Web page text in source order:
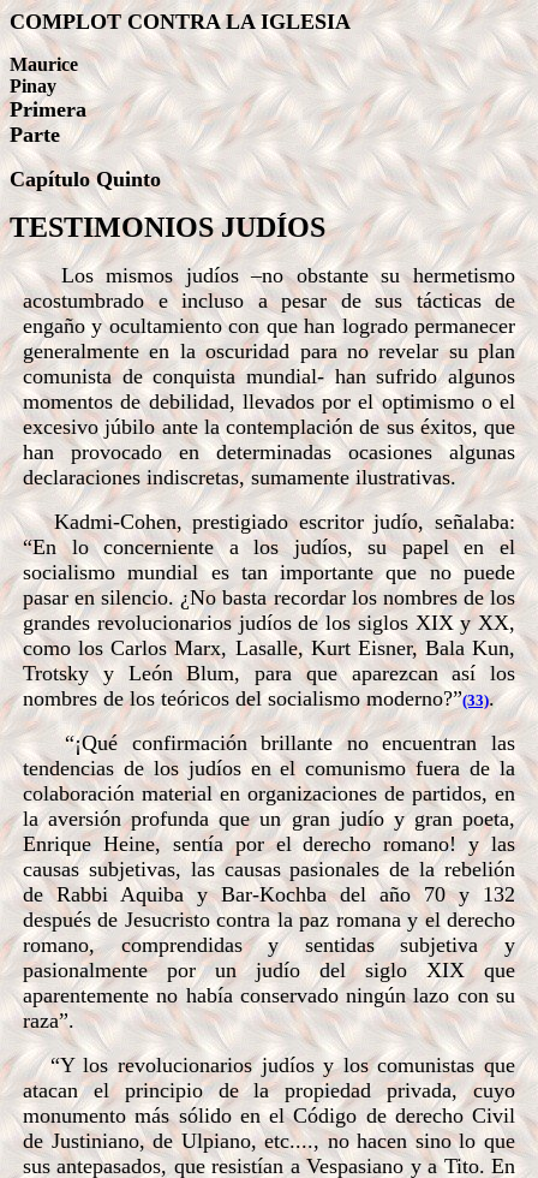
COMPLOT CONTRA LA IGLESIA
Maurice
Pinay
Primera
Parte
Capítulo Quinto
TESTIMONIOS JUDÍOS
Los mismos judíos –no obstante su hermetismo
acostumbrado e incluso a pesar de sus tácticas de
engaño y ocultamiento con que han logrado permanecer
generalmente en la oscuridad para no revelar su plan
comunista de conquista mundial- han sufrido algunos
momentos de debilidad, llevados por el optimismo o el
excesivo júbilo ante la contemplación de sus éxitos, que
han provocado en determinadas ocasiones algunas
declaraciones indiscretas, sumamente ilustrativas.
Kadmi-Cohen, prestigiado escritor judío, señalaba:
“En lo concerniente a los judíos, su papel en el
socialismo mundial es tan importante que no puede
pasar en silencio. ¿No basta recordar los nombres de los
grandes revolucionarios judíos de los siglos XIX y XX,
como los Carlos Marx, Lasalle, Kurt Eisner, Bala Kun,
Trotsky y León Blum, para que aparezcan así los
nombres de los teóricos del socialismo moderno?”(33).
“¡Qué confirmación brillante no encuentran las
tendencias de los judíos en el comunismo fuera de la
colaboración material en organizaciones de partidos, en
la aversión profunda que un gran judío y gran poeta,
Enrique Heine, sentía por el derecho romano! y las
causas subjetivas, las causas pasionales de la rebelión
de Rabbi Aquiba y Bar-Kochba del año 70 y 132
después de Jesucristo contra la paz romana y el derecho
romano, comprendidas y sentidas subjetiva y
pasionalmente por un judío del siglo XIX que
aparentemente no había conservado ningún lazo con su
raza”.
“Y los revolucionarios judíos y los comunistas que
atacan el principio de la propiedad privada, cuyo
monumento más sólido en el Código de derecho Civil
de Justiniano, de Ulpiano, etc...., no hacen sino lo que
sus antepasados, que resistían a Vespasiano y a Tito. En